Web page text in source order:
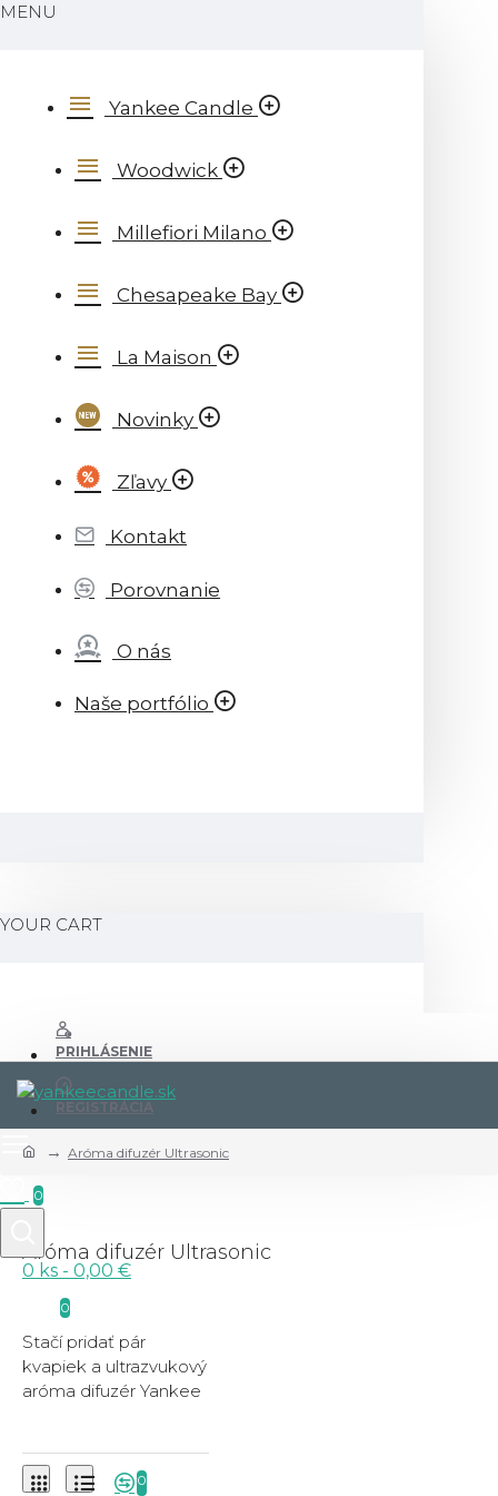
MENU
Yankee Candle
Woodwick
Millefiori Milano
Chesapeake Bay
La Maison
Novinky
Zľavy
Kontakt
Porovnanie
O nás
Naše portfólio
YOUR CART
PRIHLÁSENIE
REGISTRÁCIA
0
0 ks - 0,00 €
0
Aróma difuzér Ultrasonic
Aróma difuzér Ultrasonic
Stačí pridať pár
kvapiek a ultrazvukový
aróma difuzér Yankee
atmosféru vďaka
nastaviteľnému
0